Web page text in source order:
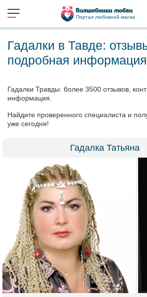
Портал любовной магии
Гадалки в Тавде:
подробная информация
Гадалки Травды: более 3500 отзывов,
информация.
Найдите проверенного специалиста и
уже сегодня!
Гадалка Татьяна